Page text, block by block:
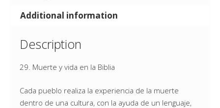
Additional information
Description
29. Muerte y vida en la Biblia
Cada pueblo realiza la experiencia de la muerte
dentro de una cultura, con la ayuda de un lenguaje,